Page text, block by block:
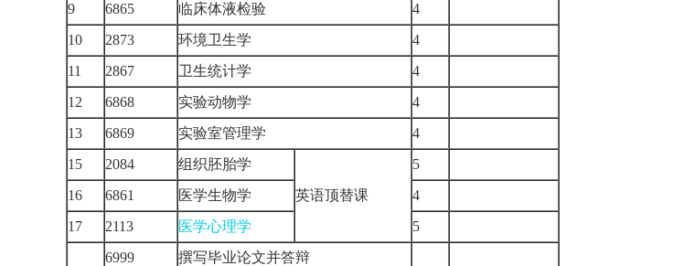
9
6865 临床体液检验
4
10
2873 环境卫生学
4
11
2867 卫生统计学
4
12
6868 实验动物学
4
13
6869 实验室管理学
4
15
2084
组织胚胎学
英语顶替课
5
16
6861 医学生物学
4
17
2113 医学心理学
5
6999
撰写毕业论文并答辩